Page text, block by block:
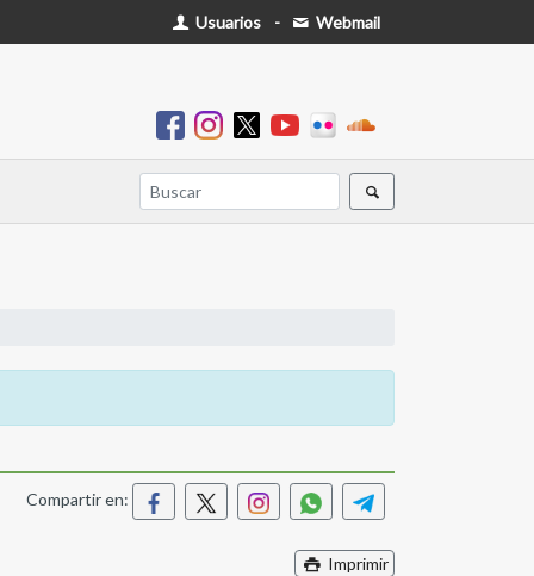
Usuarios - Webmail
Compartir en:
Imprimir